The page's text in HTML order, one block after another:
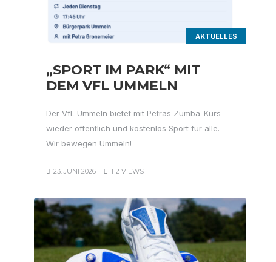
AKTUELLES
„SPORT IM PARK“ MIT
DEM VFL UMMELN
Der VfL Ummeln bietet mit Petras Zumba-Kurs
wieder öffentlich und kostenlos Sport für alle.
Wir bewegen Ummeln!
23. JUNI 2026 112 VIEWS